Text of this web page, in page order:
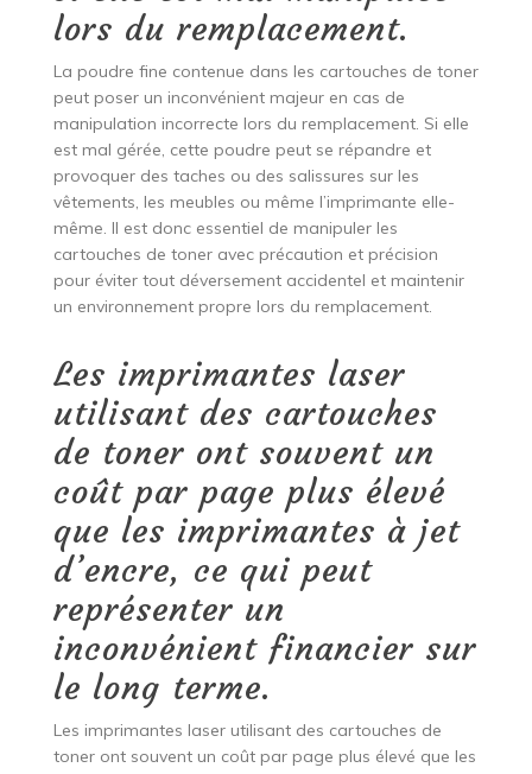
lors du remplacement.
La poudre fine contenue dans les cartouches de toner
peut poser un inconvénient majeur en cas de
manipulation incorrecte lors du remplacement. Si elle
est mal gérée, cette poudre peut se répandre et
provoquer des taches ou des salissures sur les
vêtements, les meubles ou même l’imprimante elle-
même. Il est donc essentiel de manipuler les
cartouches de toner avec précaution et précision
pour éviter tout déversement accidentel et maintenir
un environnement propre lors du remplacement.
Les imprimantes laser
utilisant des cartouches
de toner ont souvent un
coût par page plus élevé
que les imprimantes à jet
d’encre, ce qui peut
représenter un
inconvénient financier sur
le long terme.
Les imprimantes laser utilisant des cartouches de
toner ont souvent un coût par page plus élevé que les